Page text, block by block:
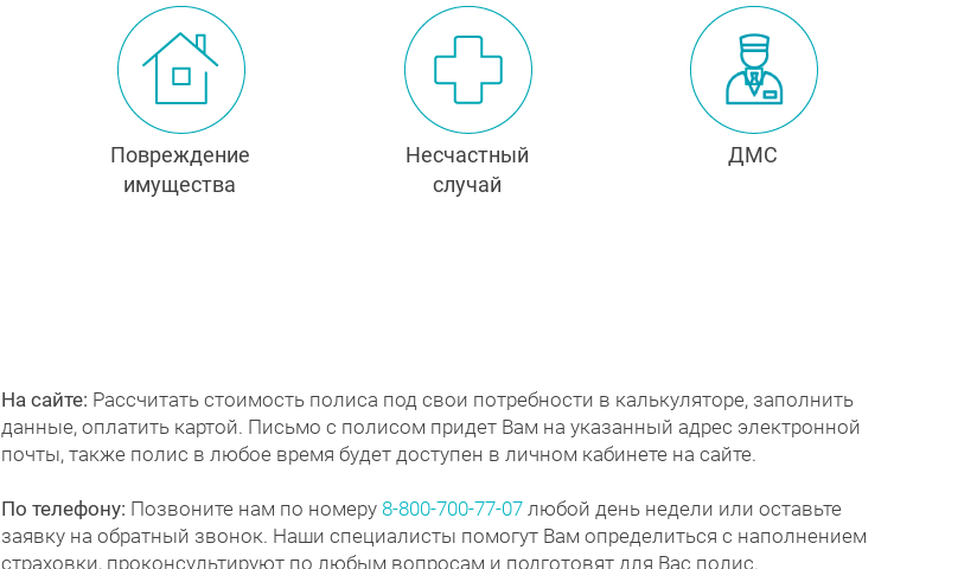
Повреждение
имущества
Несчастный
случай
ДМС
На сайте: Рассчитать стоимость полиса под свои потребности в калькуляторе, заполнить
данные, оплатить картой. Письмо с полисом придет Вам на указанный адрес электронной
почты, также полис в любое время будет доступен в личном кабинете на сайте.
По телефону: Позвоните нам по номеру 8-800-700-77-07 любой день недели или оставьте
заявку на обратный звонок. Наши специалисты помогут Вам определиться с наполнением
страховки, проконсультируют по любым вопросам и подготовят для Вас полис.